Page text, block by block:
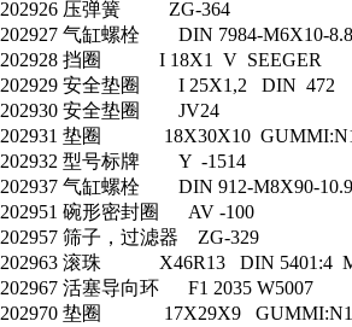
202926 压弹簧 ZG-364
202927 气缸螺栓 DIN 7984-M6X10-8.8
202928 挡圈 I 18X1 V SEEGER
202929 安全垫圈 I 25X1,2 DIN 472
202930 安全垫圈 JV24
202931 垫圈 18X30X10
202932 型号标牌 Y -1514
202937 气缸螺栓 DIN 912-M8X90-10.9
202951 碗形密封圈 AV -100
202957 筛子，过滤器 ZG-329
202963 滚珠 X46R13 DIN 5401:4
202967 活塞导向环 F1 2035 W5007
202970 垫圈 17X29X9